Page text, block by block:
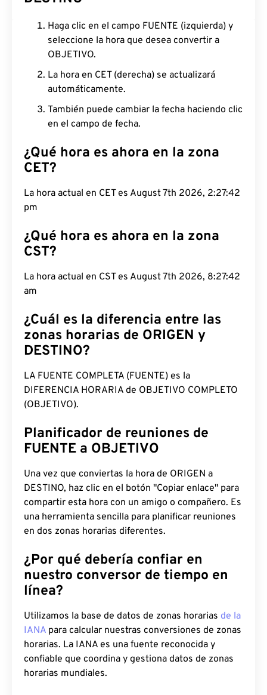
Haga clic en el campo FUENTE (izquierda) y
seleccione la hora que desea convertir a
OBJETIVO.
La hora en CET (derecha) se actualizará
automáticamente.
También puede cambiar la fecha haciendo clic
en el campo de fecha.
¿Qué hora es ahora en la zona
CET?
La hora actual en CET es August 7th 2026, 2:27:43
pm
¿Qué hora es ahora en la zona
CST?
La hora actual en CST es August 7th 2026, 8:27:43
am
¿Cuál es la diferencia entre las
zonas horarias de ORIGEN y
DESTINO?
LA FUENTE COMPLETA (FUENTE) es la
DIFERENCIA HORARIA de OBJETIVO COMPLETO
(OBJETIVO).
Planificador de reuniones de
FUENTE a OBJETIVO
Una vez que conviertas la hora de ORIGEN a
DESTINO, haz clic en el botón "Copiar enlace" para
compartir esta hora con un amigo o compañero. Es
una herramienta sencilla para planificar reuniones
en dos zonas horarias diferentes.
¿Por qué debería confiar en
nuestro conversor de tiempo en
línea?
Utilizamos la base de datos de zonas horarias de la
IANA para calcular nuestras conversiones de zonas
horarias. La IANA es una fuente reconocida y
confiable que coordina y gestiona datos de zonas
horarias mundiales.